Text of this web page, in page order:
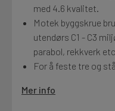
Kontakt
Fra rådgivning
Kampanjer
med 4.6 kvalitet.
Motek byggskrue
utendørs C1 - C3
parabol, rekkverk etc.
For å feste tre og
Mer info